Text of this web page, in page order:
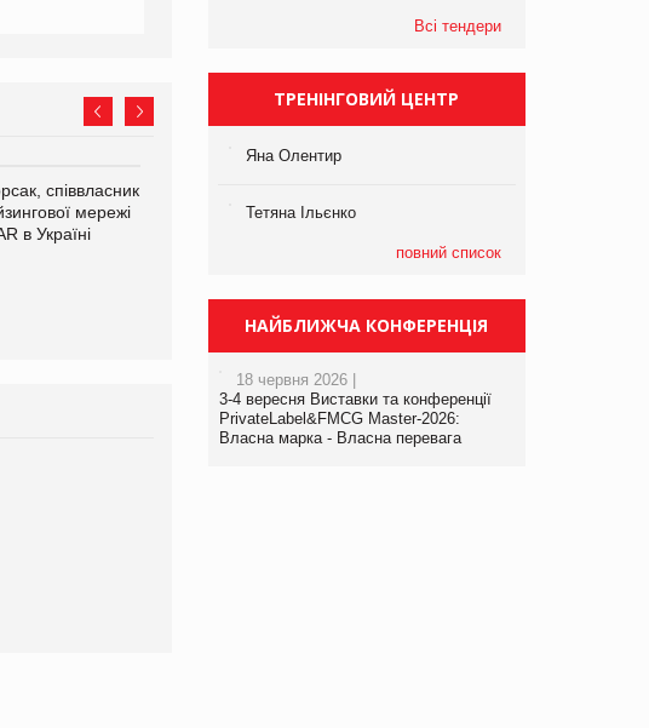
співвласник
мережі
в Україні
Файно маркет Директор
Всі тендери
ТРЕНІНГОВИЙ ЦЕНТР
Яна Олентир
Тетяна Ільєнко
повний список
НАЙБЛИЖЧА КОНФЕРЕНЦІЯ
18 червня 2026 |
3-4 вересня Виставки та конференції
PrivateLabel&FMCG Master-2026:
Власна марка - Власна перевага